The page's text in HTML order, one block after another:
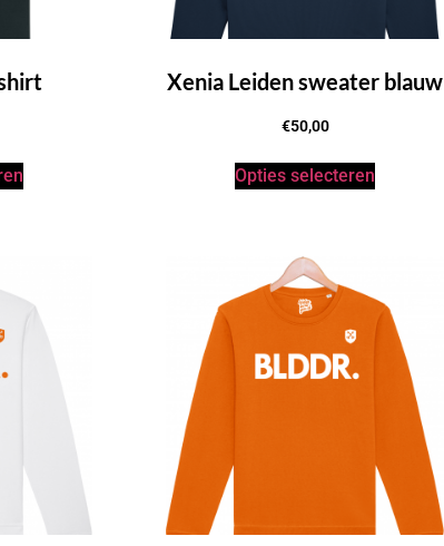
Xenia Leiden sweater blauw
€50,00
Opties selecteren